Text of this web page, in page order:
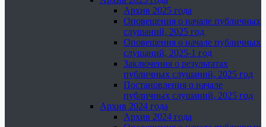
Архив 2025 года
Оповещения о начале публичных
слушаний, 2025 год
Оповещения о начале публичных
слушаний, 2025-1 год
Заключения о результатах
публичных слушаний, 2025 год
Постановления о начале
публичных слушаний, 2025 год
Архив 2024 года
Архив 2024 года